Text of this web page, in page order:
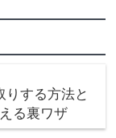
りする方法と
る裏ワザ